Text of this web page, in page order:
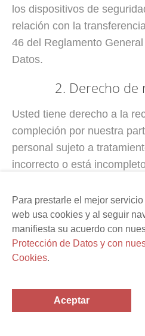
los dispositivos de
relación con la
46 del Reglamento
Datos.
2. Derecho de
Usted tiene derecho a la
compleción por nuestra
personal sujeto a
incorrecto o está
demoras injustificadas.
3. Derecho a la
Usted puede solicitar la
cumplen los siguientes
1. Si refuta la exactitud de
Para prestarle el mejor
web usa cookies y al seguir
manifiesta su acuerdo con
Protección de Datos y con
Cookies.
Aceptar